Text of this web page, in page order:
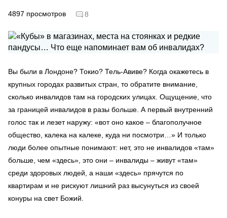
4897 просмотров 8
Вы были в Лондоне? Токио? Тель-Авиве? Когда окажетесь в
крупных городах развитых стран, то обратите внимание,
сколько инвалидов там на городских улицах. Ощущение, что
за границей инвалидов в разы больше. А первый внутренний
голос так и лезет наружу: «вот оно какое – благополучное
общество, калека на калеке, куда ни посмотри…» И только
люди более опытные понимают: нет, это не инвалидов «там»
больше, чем «здесь», это они – инвалиды – живут «там»
среди здоровых людей, а наши «здесь» прячутся по
квартирам и не рискуют лишний раз высунуться из своей
конуры на свет Божий.